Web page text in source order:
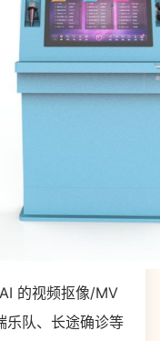
AI 的视频抠像/MV
乐队、长途确诊等